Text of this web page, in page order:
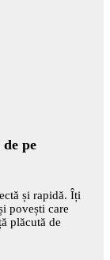
pe
și rapidă. Îți
povești care
plăcută de